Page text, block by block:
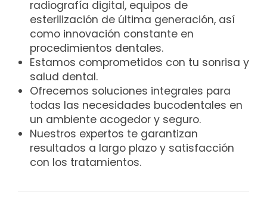
radiografía digital, equipos de
esterilización de última generación, así
como innovación constante en
procedimientos dentales.
Estamos comprometidos con tu sonrisa y
salud dental.
Ofrecemos soluciones integrales para
todas las necesidades bucodentales en
un ambiente acogedor y seguro.
Nuestros expertos te garantizan
resultados a largo plazo y satisfacción
con los tratamientos.